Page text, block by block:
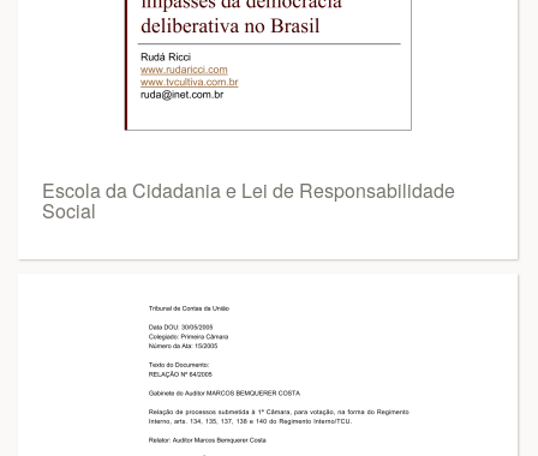
Escola da Cidadania e Lei de Responsabilidade
Social